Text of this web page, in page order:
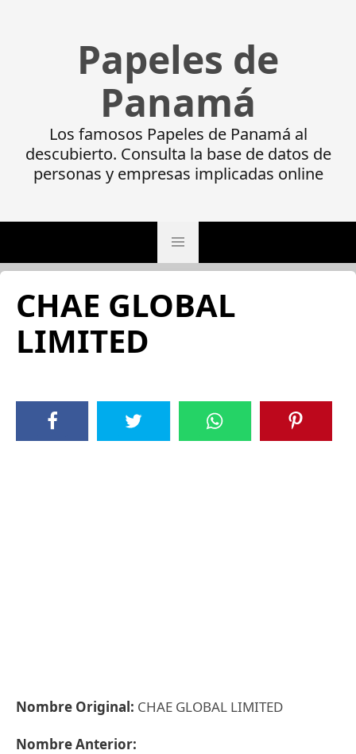
Papeles de
Panamá
Los famosos Papeles de Panamá al
descubierto. Consulta la base de datos de
personas y empresas implicadas online
CHAE GLOBAL
LIMITED
Nombre Original: CHAE GLOBAL LIMITED
Nombre Anterior: